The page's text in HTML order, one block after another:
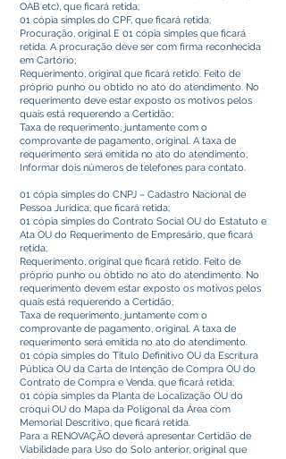
OAB etc), que ficará retida;
01 cópia simples do CPF, que ficará retida;
Procuração, original E 01 cópia simples que ficará
retida. A procuração deve ser com firma reconhecida
em Cartório;
Requerimento, original que ficará retido. Feito de
próprio punho ou obtido no ato do atendimento. No
requerimento deve estar exposto os motivos pelos
quais está requerendo a Certidão;
Taxa de requerimento, juntamente com o
comprovante de pagamento, original. A taxa de
requerimento será emitida no ato do atendimento;
Informar dois números de telefones para contato.
01 cópia simples do CNPJ – Cadastro Nacional de
Pessoa Jurídica, que ficará retida;
01 cópia simples do Contrato Social OU do Estatuto e
Ata OU do Requerimento de Empresário, que ficará
retida;
Requerimento, original que ficará retido. Feito de
próprio punho ou obtido no ato do atendimento. No
requerimento devem estar exposto os motivos pelos
quais está requerendo a Certidão;
Taxa de requerimento, juntamente com o
comprovante de pagamento, original. A taxa de
requerimento será emitida no ato do atendimento.
01 cópia simples do Titulo Definitivo OU da Escritura
Pública OU da Carta de Intenção de Compra OU do
Contrato de Compra e Venda, que ficará retida;
01 cópia simples da Planta de Localização OU do
croqui OU do Mapa da Poligonal da Área com
Memorial Descritivo, que ficará retida.
Para a RENOVAÇÃO deverá apresentar Certidão de
Viabilidade para Uso do Solo anterior, original que